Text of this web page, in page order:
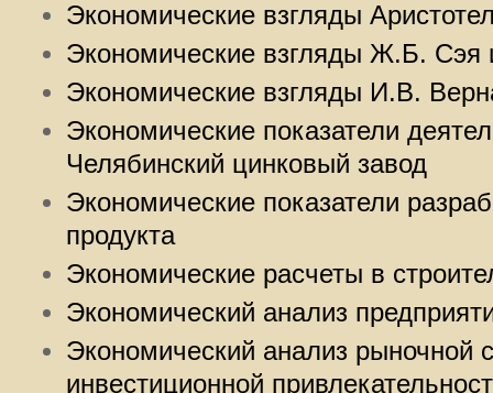
Экономические взгляды
Экономические взгляды Ж.Б.
Экономические взгляды И.В.
Экономические показатели
Челябинский цинковый завод
Экономические показатели
продукта
Экономические расчеты в
Экономический анализ
Экономический анализ рыночной
инвестиционной